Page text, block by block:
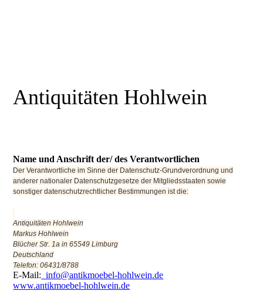
Antiquitäten Hohlwein
Name und Anschrift der/ des Verantwortlichen
Der Verantwortliche im Sinne der Datenschutz-Grundverordnung und
anderer nationaler Datenschutzgesetze der Mitgliedsstaaten sowie
sonstiger datenschutzrechtlicher Bestimmungen ist die:
Antiquitäten Hohlwein
Markus Hohlwein
Blücher Str. 1a in 65549 Limburg
Deutschland
Telefon: 06431/8788
E-Mail: info@antikmoebel-hohlwein.de
www.antikmoebel-hohlwein.de